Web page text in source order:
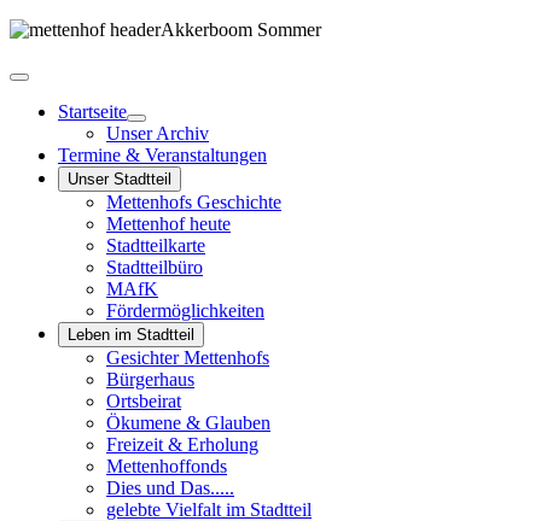
Startseite
Unser Archiv
Termine & Veranstaltungen
Unser Stadtteil
Mettenhofs Geschichte
Mettenhof heute
Stadtteilkarte
Stadtteilbüro
MAfK
Fördermöglichkeiten
Leben im Stadtteil
Gesichter Mettenhofs
Bürgerhaus
Ortsbeirat
Ökumene & Glauben
Freizeit & Erholung
Mettenhoffonds
Dies und Das.....
gelebte Vielfalt im Stadtteil